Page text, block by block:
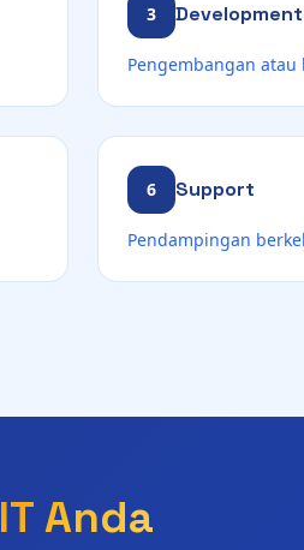
3 Development
Pengembangan
6 Support
Pendampingan
IT Anda